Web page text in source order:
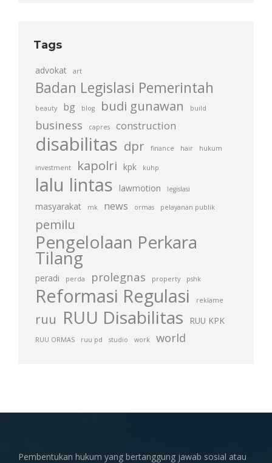
Tags
advokat art
Badan Legislasi Pemerintah
beauty bg blog budi gunawan build
business capres construction
disabilitas dpr finance hair hukum
investment kapolri kpk kuhp
lalu lintas lawmotion legislasi
masyarakat mk news ormas pelayanan publik
pemilu
Pengelolaan Perkara
Tilang
peradi perda prolegnas property pshk
Reformasi Regulasi reklame
ruu RUU Disabilitas RUU KPK
RUU ORMAS ruu pd studio work world
Pembentukan hukum yang bertanggung jawab sosial atau